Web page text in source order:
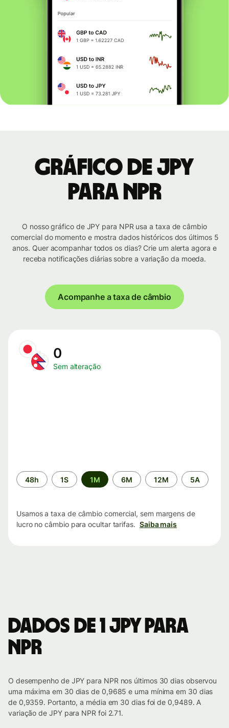
Gráfico de JPY
para NPR
O nosso gráfico de JPY para NPR usa a taxa de câmbio
comercial do momento e mostra dados históricos dos últimos 5
anos. Quer acompanhar todos os dias? Crie um alerta agora e
receba notificações diárias sobre a variação da moeda.
Acompanhe a taxa de câmbio
0
Sem alteração
Período
de
48h 1S 1M 6M 12M 5A
Usamos a taxa de câmbio comercial, sem margens de
lucro no câmbio para ocultar tarifas. Saiba mais
Dados de 1 JPY para
NPR
O desempenho de JPY para NPR nos últimos 30 dias observou
uma máxima em 30 dias de 0,9685 e uma mínima em 30 dias
de 0,9359. Portanto, a média em 30 dias foi de 0,9489. A
variação de JPY para NPR foi 2.71.